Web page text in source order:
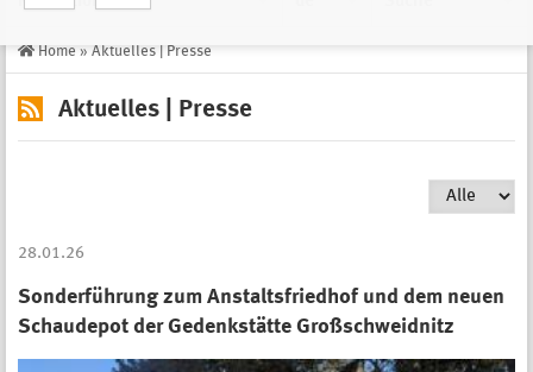
Home » Aktuelles | Presse
Aktuelles | Presse
28.01.26
Sonderführung zum Anstaltsfriedhof und dem neuen
Schaudepot der Gedenkstätte Großschweidnitz